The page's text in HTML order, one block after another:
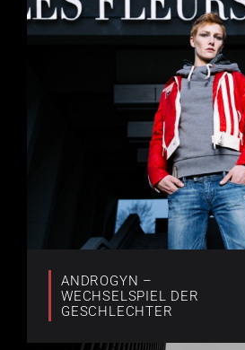
ANDROGYN –
WECHSELSPIEL DER
GESCHLECHTER